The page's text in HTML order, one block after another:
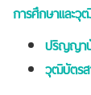
การศึกษาและวุ
ปริญญา
วุฒิบัตร